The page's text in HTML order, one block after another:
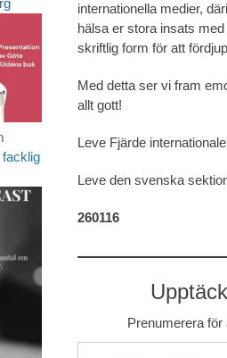
internationella medier,
hälsa er stora insats
skriftlig form för att
Med detta ser vi fram
allt gott!
Leve Fjärde
Leve den svenska
260116
Prenumerera
Skriv din e-post …